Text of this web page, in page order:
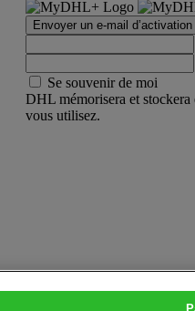
Envoyer un e-mail d’activation
Se souvenir de moi
DHL mémorisera et stockera
vous utilisez.